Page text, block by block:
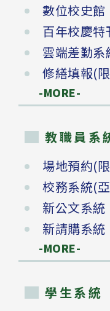
數位校史館
百年校慶特
雲端差勤系
修繕填報(
-MORE-
教職員系
場地預約(
校務系統(
新公文系統
新請購系統
-MORE-
學生系統